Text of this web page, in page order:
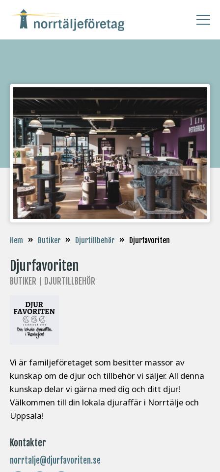
Hem » Butiker » Djurtillbehör » Djurfavoriten
Djurfavoriten
BUTIKER DJURTILLBEHÖR
Vi är familjeföretaget som besitter massor av
kunskap om de djur och tillbehör vi säljer. All denna
kunskap delar vi gärna med dig och ditt djur!
Välkommen till din lokala djuraffär i Norrtälje och
Uppsala!
Kontakter
norrtalje@djurfavoriten.se